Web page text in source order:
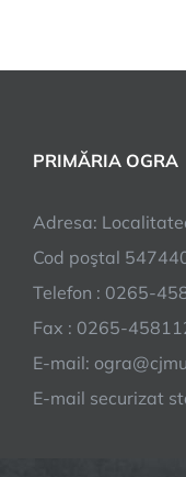
PRIMĂRIA OGRA
Adresa:
Cod poştal
Telefon : 0265-
Fax : 0265-
E-mail:
E-mail securizat